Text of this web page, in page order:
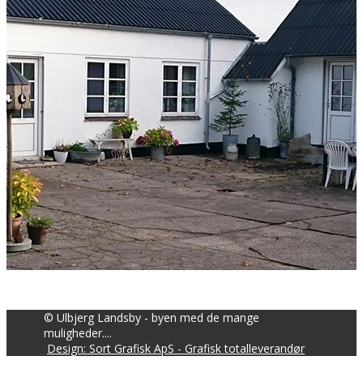
© Ulbjerg Landsby - byen med de mange
muligheder....
Design: Sort Grafisk ApS - Grafisk totalleverandør